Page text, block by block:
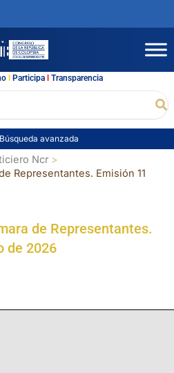
l Participal Transparencia
Búsqueda avanzada
Ncr
Representantes. Emisión 11
de Representantes.
de 2026